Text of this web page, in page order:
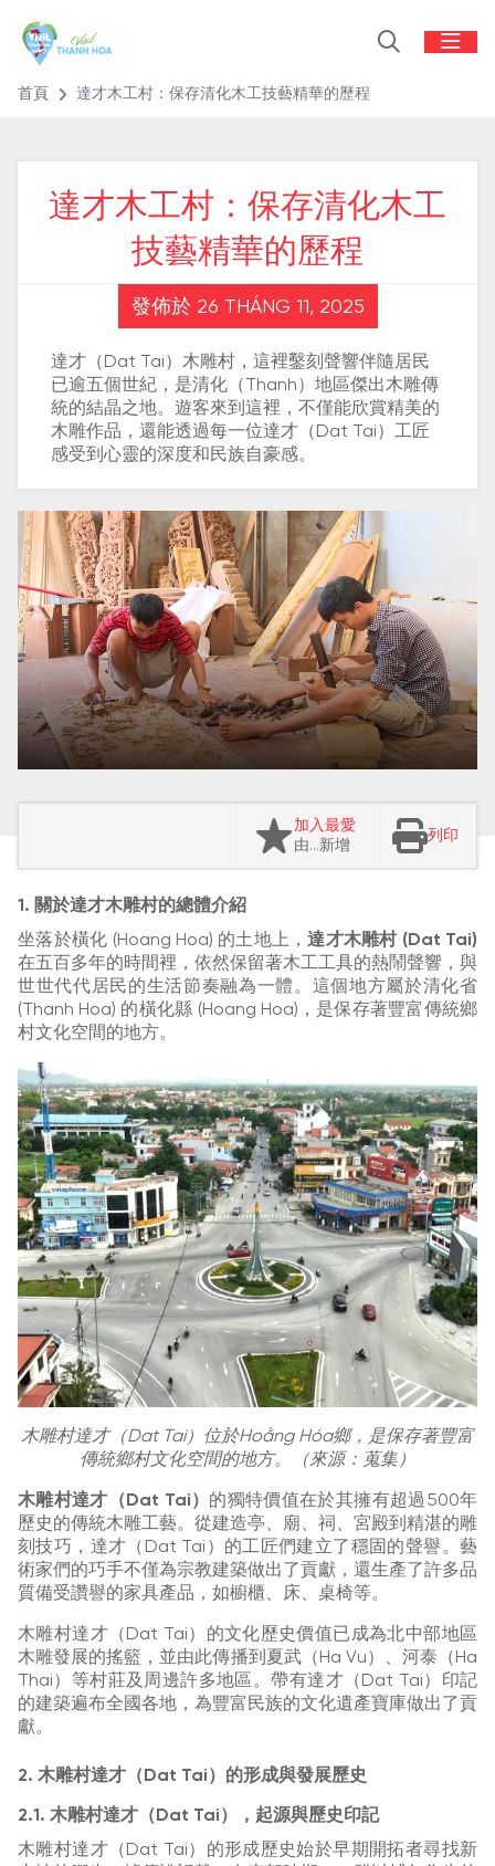
首頁 達才木工村：保存清化木工技藝精華的歷程
達才木工村：保存清化木工
技藝精華的歷程
發佈於 26 THÁNG 11, 2025
達才（Dat Tai）木雕村，這裡鑿刻聲響伴隨居民
已逾五個世紀，是清化（Thanh）地區傑出木雕傳
統的結晶之地。遊客來到這裡，不僅能欣賞精美的
木雕作品，還能透過每一位達才（Dat Tai）工匠
感受到心靈的深度和民族自豪感。
加入最愛
由…新增
列印
1. 關於達才木雕村的總體介紹
坐落於橫化 (Hoang Hoa) 的土地上，達才木雕村 (Dat Tai)
在五百多年的時間裡，依然保留著木工工具的熱鬧聲響，與
世世代代居民的生活節奏融為一體。這個地方屬於清化省
(Thanh Hoa) 的橫化縣 (Hoang Hoa)，是保存著豐富傳統鄉
村文化空間的地方。
木雕村達才（Dat Tai）位於Hoằng Hóa鄉，是保存著豐富
傳統鄉村文化空間的地方。（來源：蒐集）
木雕村達才（Dat Tai） 的獨特價值在於其擁有超過500年
歷史的傳統木雕工藝。從建造亭、廟、祠、宮殿到精湛的雕
刻技巧，達才（Dat Tai）的工匠們建立了穩固的聲譽。藝
術家們的巧手不僅為宗教建築做出了貢獻，還生產了許多品
質備受讚譽的家具產品，如櫥櫃、床、桌椅等。
木雕村達才（Dat Tai）的文化歷史價值已成為北中部地區
木雕發展的搖籃，並由此傳播到夏武（Ha Vu）、河泰（Ha
Thai）等村莊及周邊許多地區。帶有達才（Dat Tai）印記
的建築遍布全國各地，為豐富民族的文化遺產寶庫做出了貢
獻。
2. 木雕村達才（Dat Tai）的形成與發展歷史
2.1. 木雕村達才（Dat Tai），起源與歷史印記
木雕村達才（Dat Tai）的形成歷史始於早期開拓者尋找新